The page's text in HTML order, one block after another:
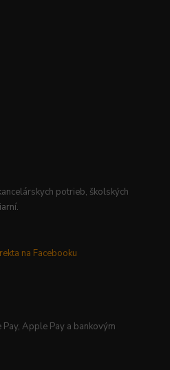
potrieb, školských
Apple Pay a bankovým